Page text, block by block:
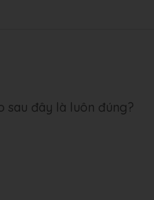
sau đây là luôn đúng?